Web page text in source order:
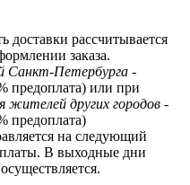
доставки рассчитывается
заказа.
Санкт-Петербурга -
предоплата) или при
жителей других городов -
предоплата)
на следующий
В выходные дни